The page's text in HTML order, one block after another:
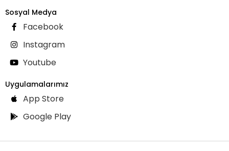
Sosyal Medya
Facebook
Instagram
Youtube
Uygulamalarımız
App Store
Google Play